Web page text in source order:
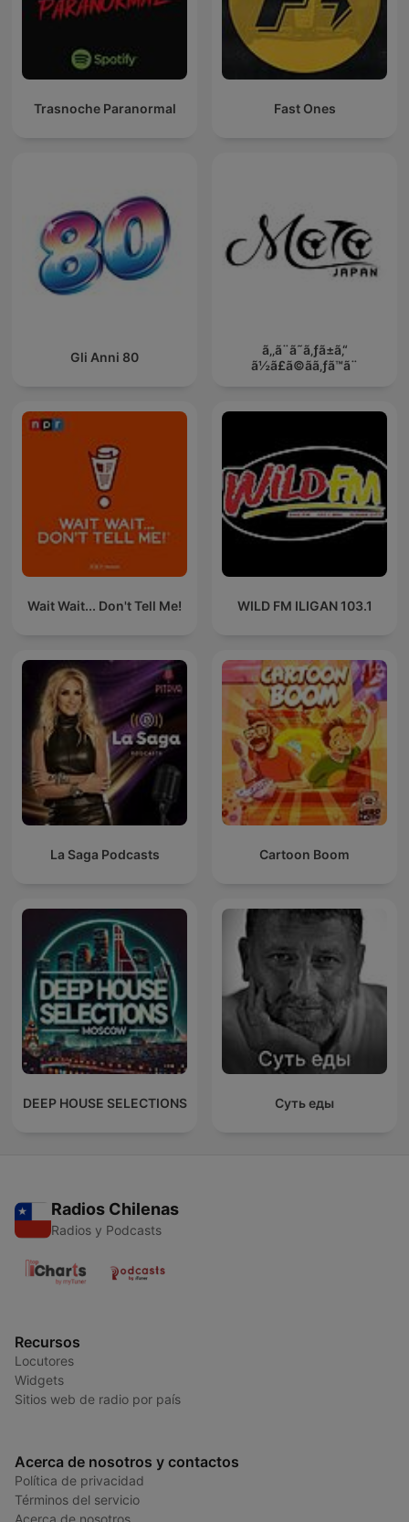
Trasnoche Paranormal Fast Ones
Gli Anni 80
ã‚‚ã¨ã˜ã‚ƒã±ã‚“
ã½ã£ã©ãã‚ƒã™ã¨
Wait Wait... Don't Tell Me! WILD FM ILIGAN 103.1
La Saga Podcasts Cartoon Boom
DEEP HOUSE SELECTIONS Суть еды
Radios Chilenas
Radios y Podcasts
Recursos
Locutores
Widgets
Sitios web de radio por país
Acerca de nosotros y contactos
Política de privacidad
Términos del servicio